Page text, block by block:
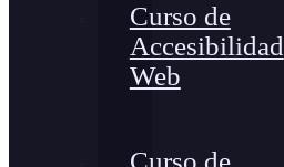
Curso de
Accesibilidad
Web
Curso de